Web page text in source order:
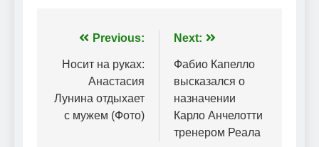
Навігація
записів
Previous:
Носит на руках:
Анастасия
Лунина отдыхает
с мужем (Фото)
Next:
Фабио Капелло
высказался о
назначении
Карло Анчелотти
тренером Реала